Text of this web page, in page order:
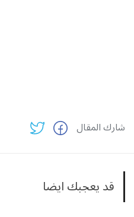
شارك المقال
قد يعجبك ايضا